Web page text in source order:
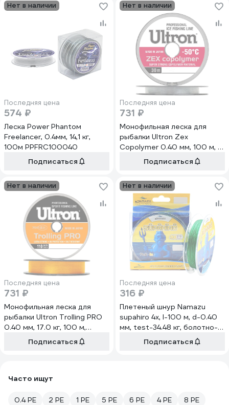
Нет в наличии
Последняя цена
574 ₽
Леска Power Phantoм
Freelancer, 0.4мм, 14,1 кг,
100м PPFRC100040
Подписаться
Нет в наличии
Последняя цена
731 ₽
Монофильная леска для
рыбалки Ultron Zex
Copolymer 0.40 мм, 100 м, 18
кг, прозрачная pkn06398
Подписаться
Нет в наличии
Последняя цена
731 ₽
Монофильная леска для
рыбалки Ultron Trolling PRO
0.40 мм, 17.0 кг, 100 м,
оранжевая pkn08914
Подписаться
Нет в наличии
Последняя цена
316 ₽
Плетеный шнур Namazu
supahiro 4х, l-100 м, d-0.40
мм, test-34.48 кг, болотно-
зеленый NSH100-0,4
Подписаться
Часто ищут
0.4 PE 2 PE 1 PE 5 PE 6 PE 4 PE
8 PE